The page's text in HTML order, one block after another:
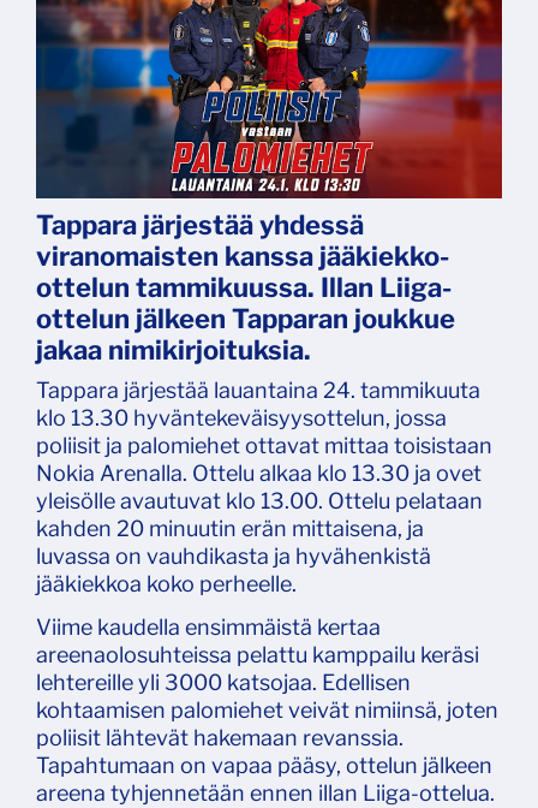
Tappara järjestää yhdessä
viranomaisten kanssa jääkiekko-
ottelun tammikuussa. Illan Liiga-
ottelun jälkeen Tapparan joukkue
jakaa nimikirjoituksia.
Tappara järjestää lauantaina 24. tammikuuta
klo 13.30 hyväntekeväisyysottelun, jossa
poliisit ja palomiehet ottavat mittaa toisistaan
Nokia Arenalla. Ottelu alkaa klo 13.30 ja ovet
yleisölle avautuvat klo 13.00. Ottelu pelataan
kahden 20 minuutin erän mittaisena, ja
luvassa on vauhdikasta ja hyvähenkistä
jääkiekkoa koko perheelle.
Viime kaudella ensimmäistä kertaa
areenaolosuhteissa pelattu kamppailu keräsi
lehtereille yli 3000 katsojaa. Edellisen
kohtaamisen palomiehet veivät nimiinsä, joten
poliisit lähtevät hakemaan revanssia.
Tapahtumaan on vapaa pääsy, ottelun jälkeen
areena tyhjennetään ennen illan Liiga-ottelua.